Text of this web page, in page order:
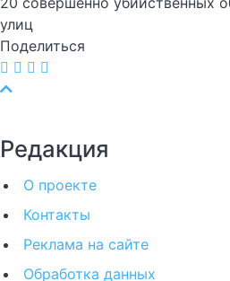
улиц
Поделиться
Редакция
О проекте
Контакты
Реклама на сайте
Обработка данных